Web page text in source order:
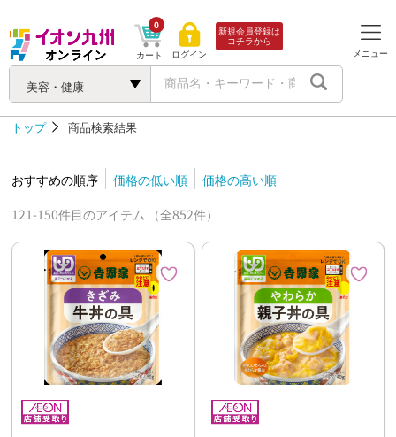
美容・健康
カート
0
ログイン
新規会員登録は
コチラから
メニュー
トップ 商品検索結果
おすすめの順序 価格の低い順
価格の高い順
121-150件目のアイテム （全852件）